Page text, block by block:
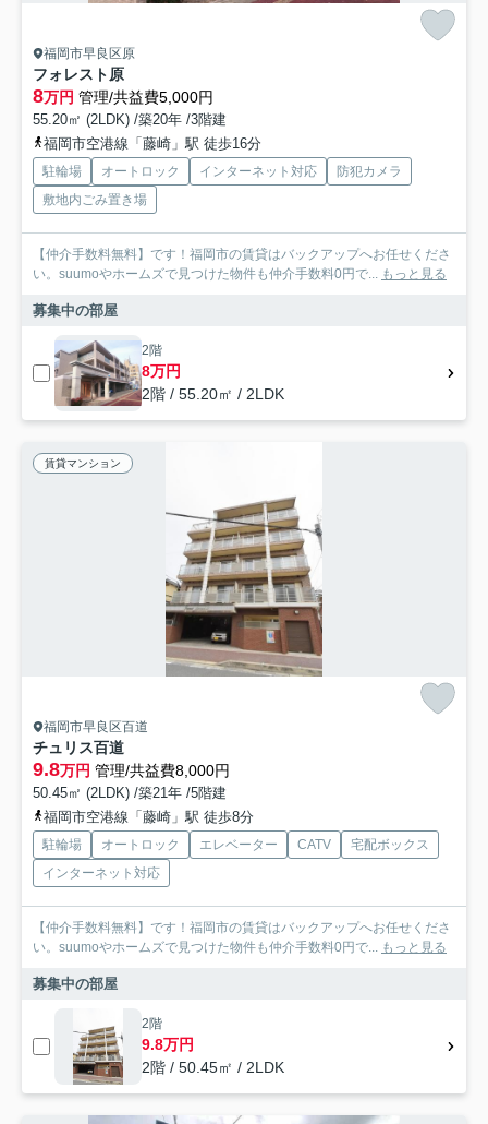
福岡市早良区原
フォレスト原
8万円 管理/共益費5,000円
55.20㎡ (2LDK) /築20年 /3階建
福岡市空港線「藤崎」駅 徒歩16分
駐輪場 オートロック インターネット対応
防犯カメラ
敷地内ごみ置き場
【仲介手数料無料】です！福岡市の賃貸はバックアップへお任せくださ
い。suumoやホームズで見つけた物件も仲介手数料0円で... もっと見る
募集中の部屋
2階
8万円
2階 / 55.20㎡ / 2LDK
賃貸マンション
福岡市早良区百道
チュリス百道
9.8万円 管理/共益費8,000円
50.45㎡ (2LDK) /築21年 /5階建
福岡市空港線「藤崎」駅 徒歩8分
駐輪場 オートロック エレベーター CATV
宅配ボックス
インターネット対応
【仲介手数料無料】です！福岡市の賃貸はバックアップへお任せくださ
い。suumoやホームズで見つけた物件も仲介手数料0円で... もっと見る
募集中の部屋
2階
9.8万円
2階 / 50.45㎡ / 2LDK